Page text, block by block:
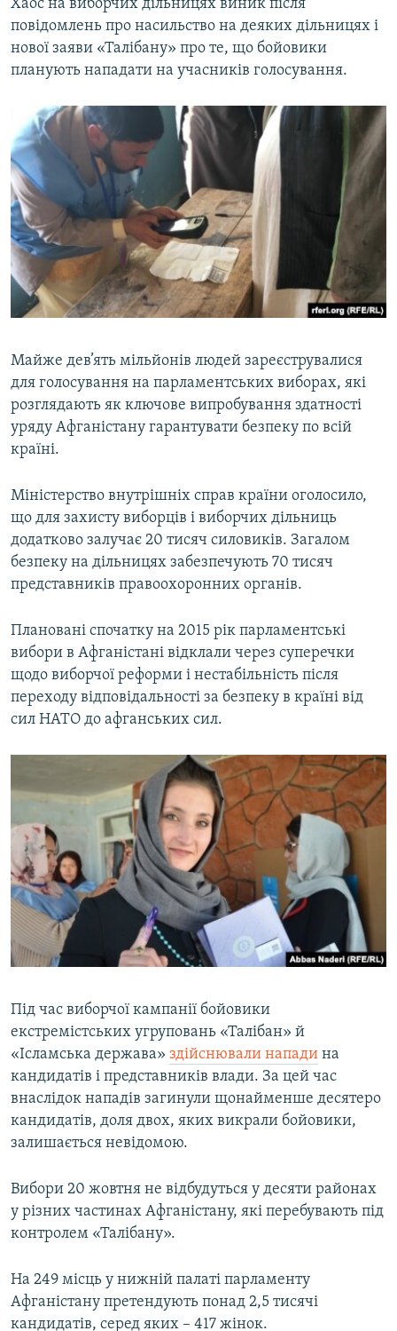
Хаос на виборчих дільницях виник після
повідомлень про насильство на деяких дільницях і
нової заяви «Талібану» про те, що бойовики
планують нападати на учасників голосування.
Майже дев’ять мільйонів людей зареєструвалися
для голосування на парламентських виборах, які
розглядають як ключове випробування здатності
уряду Афганістану гарантувати безпеку по всій
країні.
Міністерство внутрішніх справ країни оголосило,
що для захисту виборців і виборчих дільниць
додатково залучає 20 тисяч силовиків. Загалом
безпеку на дільницях забезпечують 70 тисяч
представників правоохоронних органів.
Плановані спочатку на 2015 рік парламентські
вибори в Афганістані відклали через суперечки
щодо виборчої реформи і нестабільність після
переходу відповідальності за безпеку в країні від
сил НАТО до афганських сил.
Під час виборчої кампанії бойовики
екстремістських угруповань «Талібан» й
«Ісламська держава» здійснювали напади на
кандидатів і представників влади. За цей час
внаслідок нападів загинули щонайменше десятеро
кандидатів, доля двох, яких викрали бойовики,
залишається невідомою.
Вибори 20 жовтня не відбудуться у десяти районах
у різних частинах Афганістану, які перебувають під
контролем «Талібану».
На 249 місць у нижній палаті парламенту
Афганістану претендують понад 2,5 тисячі
кандидатів, серед яких – 417 жінок.